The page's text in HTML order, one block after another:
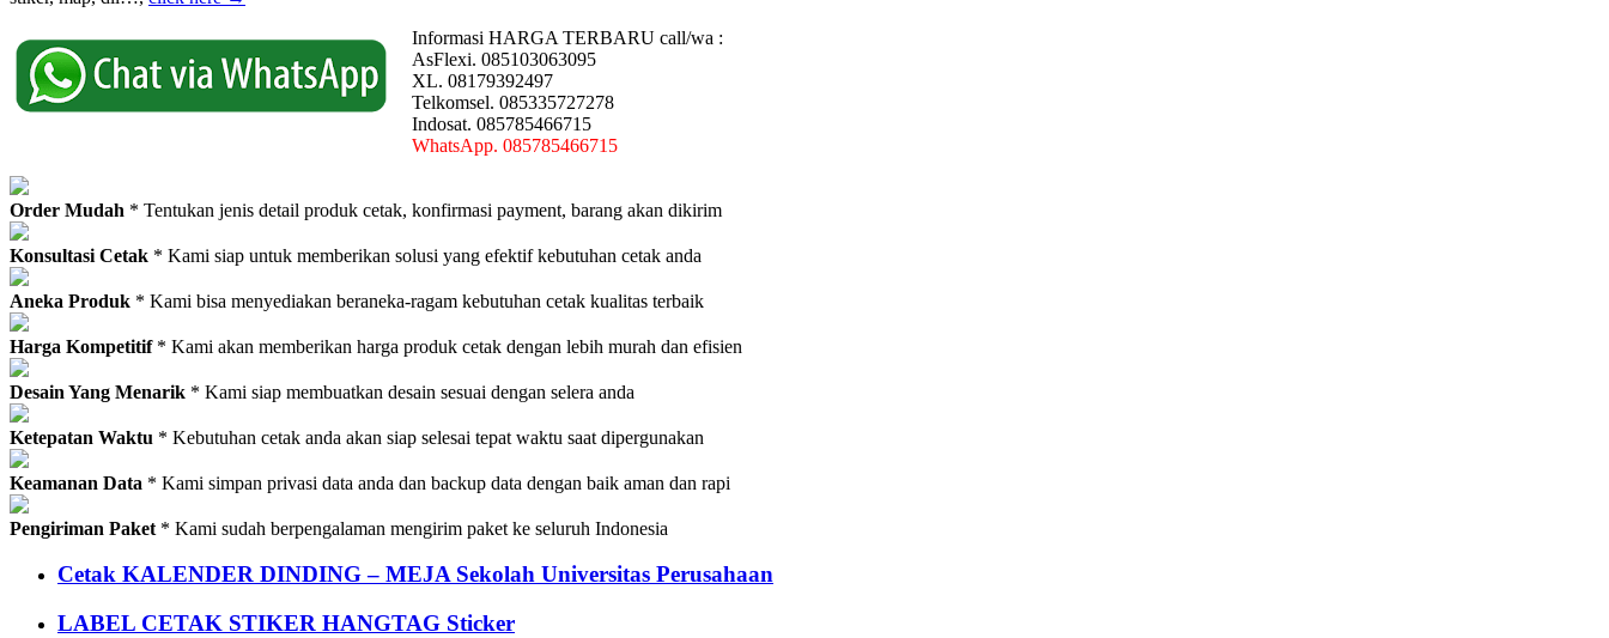
Informasi HARGA TERBARU call/wa :
AsFlexi. 085103063095
XL. 08179392497
Telkomsel. 085335727278
Indosat. 085785466715
WhatsApp. 085785466715
Order Mudah * Tentukan jenis detail produk cetak, konfirmasi payment, barang akan dikirim
Konsultasi Cetak * Kami siap untuk memberikan solusi yang efektif kebutuhan cetak anda
Aneka Produk * Kami bisa menyediakan beraneka-ragam kebutuhan cetak kualitas terbaik
Harga Kompetitif* Kami akan memberikan harga produk cetak dengan lebih murah dan efisien
Desain Yang Menarik * Kami siap membuatkan desain sesuai dengan selera anda
Ketepatan Waktu * Kebutuhan cetak anda akan siap selesai tepat waktu saat dipergunakan
Keamanan Data * Kami simpan privasi data anda dan backup data dengan baik aman dan rapi
Pengiriman Paket * Kami sudah berpengalaman mengirim paket ke seluruh Indonesia
Cetak KALENDER DINDING – MEJA Sekolah Universitas Perusahaan
LABEL CETAK STIKER HANGTAG Sticker